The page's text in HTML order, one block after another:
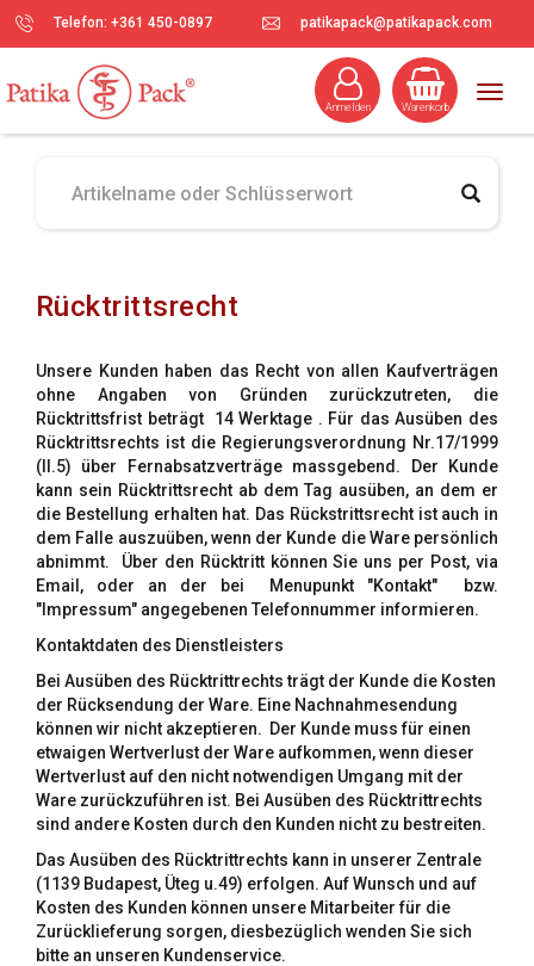
Telefon: +361 450-0897 patikapack@patikapack.com
Warenkorb
Anmelden
Rücktrittsrecht
Unsere Kunden haben das Recht von allen Kaufverträgen
ohne Angaben von Gründen zurückzutreten, die
Rücktrittsfrist beträgt 14 Werktage . Für das Ausüben des
Rücktrittsrechts ist die Regierungsverordnung Nr.17/1999
(II.5) über Fernabsatzverträge massgebend. Der Kunde
kann sein Rücktrittsrecht ab dem Tag ausüben, an dem er
die Bestellung erhalten hat. Das Rückstrittsrecht ist auch in
dem Falle auszuüben, wenn der Kunde die Ware persönlich
abnimmt. Über den Rücktritt können Sie uns per Post, via
Email, oder an der bei Menupunkt "Kontakt" bzw.
"Impressum" angegebenen Telefonnummer informieren.
Kontaktdaten des Dienstleisters
Bei Ausüben des Rücktrittrechts trägt der Kunde die Kosten
der Rücksendung der Ware. Eine Nachnahmesendung
können wir nicht akzeptieren. Der Kunde muss für einen
etwaigen Wertverlust der Ware aufkommen, wenn dieser
Wertverlust auf den nicht notwendigen Umgang mit der
Ware zurückzuführen ist. Bei Ausüben des Rücktrittrechts
sind andere Kosten durch den Kunden nicht zu bestreiten.
Das Ausüben des Rücktrittrechts kann in unserer Zentrale
(1139 Budapest, Üteg u.49) erfolgen. Auf Wunsch und auf
Kosten des Kunden können unsere Mitarbeiter für die
Zurücklieferung sorgen, diesbezüglich wenden Sie sich
bitte an unseren Kundenservice.